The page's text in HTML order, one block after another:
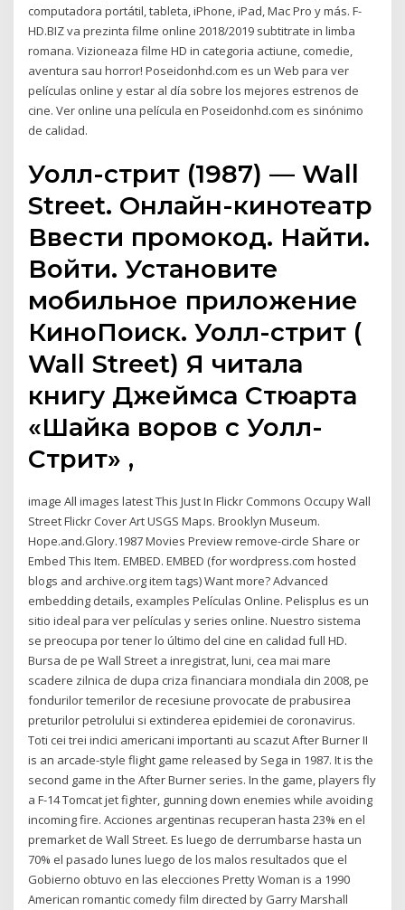
computadora portátil, tableta, iPhone, iPad, Mac Pro y más. F-
HD.BIZ va prezinta filme online 2018/2019 subtitrate in limba
romana. Vizioneaza filme HD in categoria actiune, comedie,
aventura sau horror! Poseidonhd.com es un Web para ver
películas online y estar al día sobre los mejores estrenos de
cine. Ver online una película en Poseidonhd.com es sinónimo
de calidad.
Уолл-стрит (1987) — Wall
Street. Онлайн-кинотеатр
Ввести промокод. Найти.
Войти. Установите
мобильное приложение
КиноПоиск. Уолл-стрит (
Wall Street) Я читала
книгу Джеймса Стюарта
«Шайка воров с Уолл-
Стрит» ,
image All images latest This Just In Flickr Commons Occupy Wall
Street Flickr Cover Art USGS Maps. Brooklyn Museum.
Hope.and.Glory.1987 Movies Preview remove-circle Share or
Embed This Item. EMBED. EMBED (for wordpress.com hosted
blogs and archive.org itemtags) Want more? Advanced
embedding details, examples Películas Online. Pelisplus es un
sitio ideal para ver películas y series online. Nuestro sistema
se preocupa por tener lo último del cine en calidad full HD.
Bursa de pe Wall Street a inregistrat, luni, cea mai mare
scadere zilnica de dupa criza financiara mondiala din 2008, pe
fondurilor temerilor de recesiune provocate de prabusirea
preturilor petrolului si extinderea epidemiei de coronavirus.
Toti cei trei indici americani importanti au scazut After Burner II
is an arcade-style flight game released by Sega in 1987. It is the
second game in the After Burner series. In the game, players fly
a F-14 Tomcat jet fighter, gunning down enemies while avoiding
incoming fire. Acciones argentinas recuperan hasta 23% en el
premarket de Wall Street. Es luego de derrumbarse hasta un
70% el pasado lunes luego de los malos resultados que el
Gobierno obtuvo en las elecciones Pretty Woman is a 1990
American romantic comedy film directed by Garry Marshall